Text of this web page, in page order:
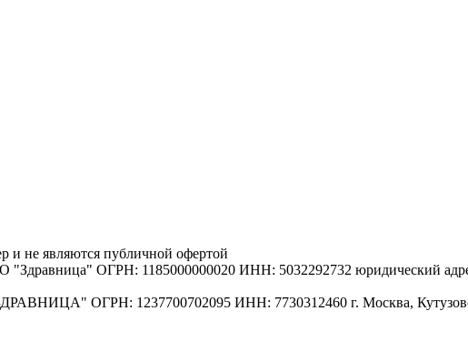
и не являются публичной офертой
"Здравница" ОГРН: 1185000000020 ИНН: 5032292732 юридический
ОГРН: 1237700702095 ИНН: 7730312460 г. Москва,